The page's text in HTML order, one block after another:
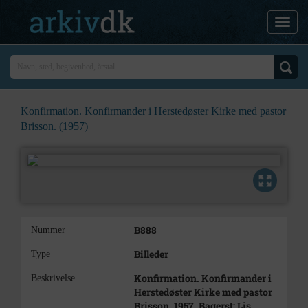
Konfirmation. Konfirmander i Herstedøster Kirke med pastor
Brisson. (1957)
Nummer B888
Type Billeder
Beskrivelse
Konfirmation. Konfirmander i
Herstedøster Kirke med pastor